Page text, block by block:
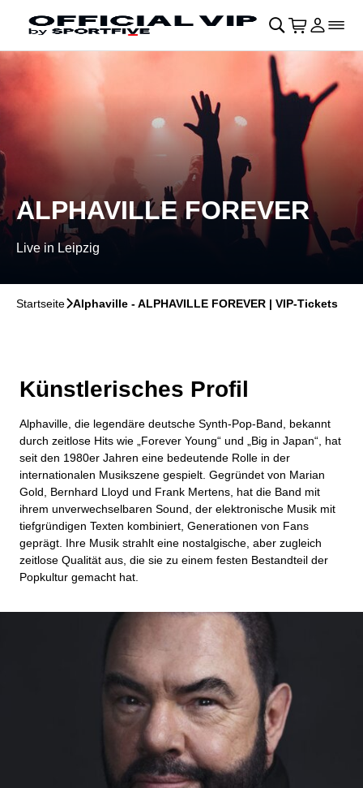
Navigation überspringen􀄫
􀊫 􀍩 Login
􀉩􀌇
ALPHAVILLE FOREVER
Live in Leipzig
Startseite􀆊Alphaville - ALPHAVILLE FOREVER | VIP-Tickets
Künstlerisches Profil
Alphaville, die legendäre deutsche Synth-Pop-Band, bekannt
durch zeitlose Hits wie „Forever Young“ und „Big in Japan“, hat
seit den 1980er Jahren eine bedeutende Rolle in der
internationalen Musikszene gespielt. Gegründet von Marian
Gold, Bernhard Lloyd und Frank Mertens, hat die Band mit
ihrem unverwechselbaren Sound, der elektronische Musik mit
tiefgründigen Texten kombiniert, Generationen von Fans
geprägt. Ihre Musik strahlt eine nostalgische, aber zugleich
zeitlose Qualität aus, die sie zu einem festen Bestandteil der
Popkultur gemacht hat.